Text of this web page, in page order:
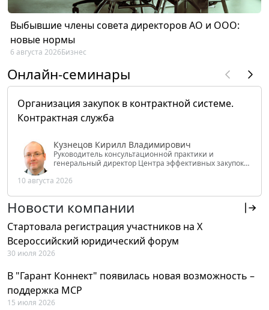
Выбывшие члены совета директоров АО и ООО:
новые нормы
6 августа 2026Бизнес
Онлайн-семинары
Организация закупок в контрактной системе.
Контрактная служба
Кузнецов Кирилл Владимирович
Руководитель консультационной практики и
генеральный директор Центра эффективных закупок
РФ
10 августа 2026
Новости компании
Стартовала регистрация участников на X
Всероссийский юридический форум
30 июля 2026
В "Гарант Коннект" появилась новая возможность –
поддержка MCP
15 июля 2026